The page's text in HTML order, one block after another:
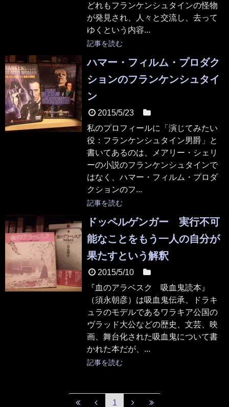
どれもフランケンシュタインの怪物
が発見され、人々と交流し、去って
ゆくという内容...
記事を読む
ハマー・フィルム・プロダク
ションのフランケンシュタイ
ン
2015/5/23
私のプロフィールに「演じてみたい
役：フランケンシュタイン男爵」と
書いてあるのは、メアリー・シェリ
ーの小説のフランケンシュタインで
はなく、ハマー・フィルム・プロダ
クションのフ...
記事を読む
ドッペルゲンガー 実行不可
能なことをもう一人の自分が
果たすという解釈
2015/5/10
『血のアラベスク 吸血鬼読本』
（須永朝彦）は吸血鬼伝承、ドラキ
ュラのモデルであるワラキア公国の
ヴラッド大公などの歴史、文芸、映
画、舞台化された吸血鬼について書
かれた本だが、...
記事を読む
1